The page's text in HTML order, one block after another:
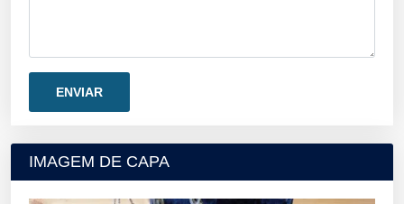
IMAGEM DE CAPA